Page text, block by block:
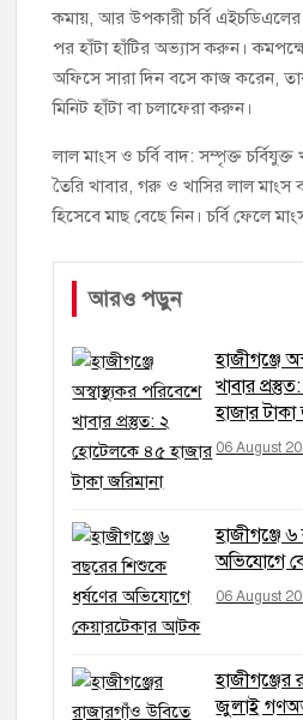
হাজীগঞ্জ ডিগ্রি কলেজ গভীর শ্রদ্ধার সঙ্গে
শহীদকে স্মরণ
টাকা পরিশোধ করা হবে
কমায়, আর উপকারী চর্বি এইচডিএলের
পর হাঁটা হাঁটির অভ্যাস করুন।
অফিসে সারা দিন বসে কাজ করেন,
মিনিট হাঁটা বা চলাফেরা করুন।
লাল মাংস ও চর্বি বাদ: সম্পৃক্ত
তৈরি খাবার, গরু ও খাসির লাল
হিসেবে মাছ বেছে নিন। চর্বি ফেলে
আরও পড়ুন
হাজীগঞ্জে
খাবার
হাজার টাকা
06 August
হাজীগঞ্জে
অভিযোগে
06 August
হাজীগঞ্জের
জুলাই